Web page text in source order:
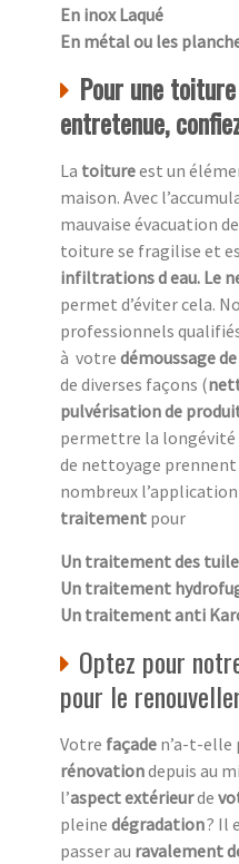
En inox Laqué
En métal ou les
Pour une
entretenue,
La toitureest un
maison. Avec
mauvaise évacuation
toiture se fragilise et
infiltrations d eau. Le
permet d’éviter cela.
professionnels
à votre démoussage
de diverses façons (
pulvérisation de
permettre la longévité
de nettoyage
nombreux l’application
traitement pour
Un traitement des
Un traitement
Un traitement anti
Optez pour
pour le
Votre façade n’a-t-elle
rénovationdepuis au
l’aspect extérieurde
pleine dégradation? Il
passer au ravalement